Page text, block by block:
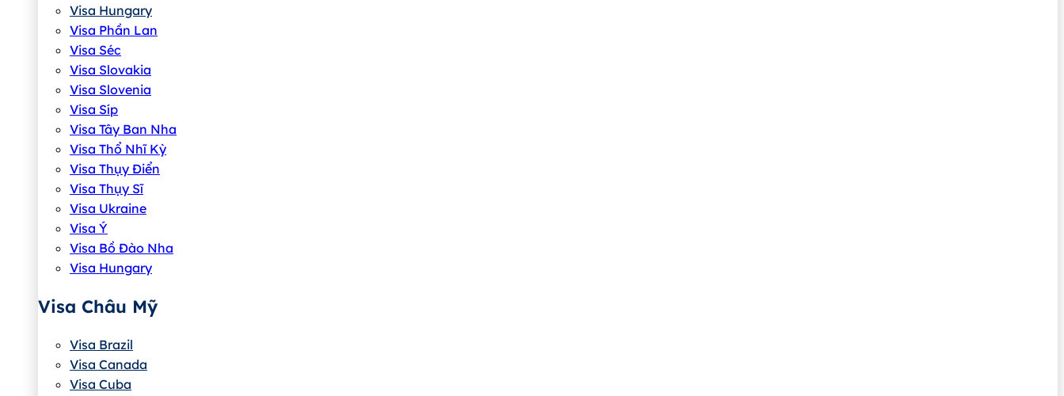
Visa Hungary
Visa Phần Lan
Visa Séc
Visa Slovakia
Visa Slovenia
Visa Síp
Visa Tây Ban Nha
Visa Thổ Nhĩ Kỳ
Visa Thụy Điển
Visa Thụy Sĩ
Visa Ukraine
Visa Ý
Visa Bồ Đào Nha
Visa Hungary
Visa Châu Mỹ
Visa Brazil
Visa Canada
Visa Cuba